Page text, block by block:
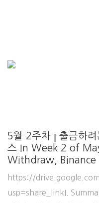
5월 2주차 ꞁ 출금하
스 In Week 2 of
Withdraw, Binance
https://
usp=share_linkI.